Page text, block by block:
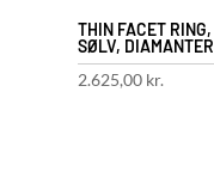
THIN FACET RING,
SØLV, DIAMANTER
2.625,00 kr.